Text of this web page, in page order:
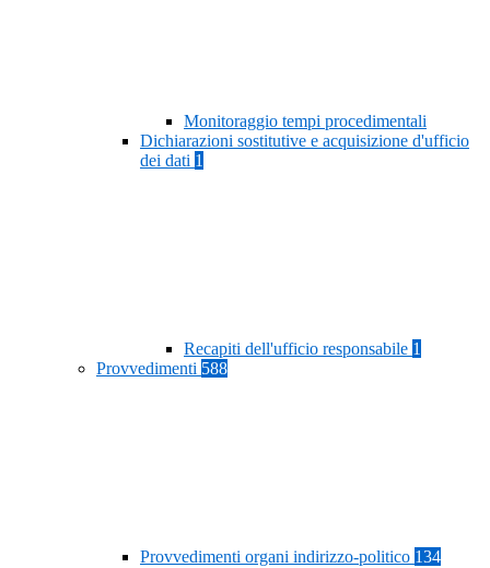
Monitoraggio tempi procedimentali
Dichiarazioni sostitutive e acquisizione d'ufficio
dei dati 1
Recapiti dell'ufficio responsabile 1
Provvedimenti 588
Provvedimenti organi indirizzo-politico 134